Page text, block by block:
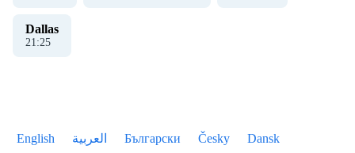
Dallas
21:26
English العربية Български Česky Dansk